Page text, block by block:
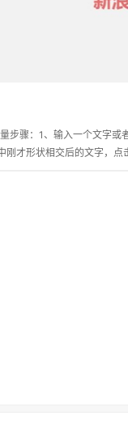
步骤：1、输入一个文字
刚才形状相交后的文字，点